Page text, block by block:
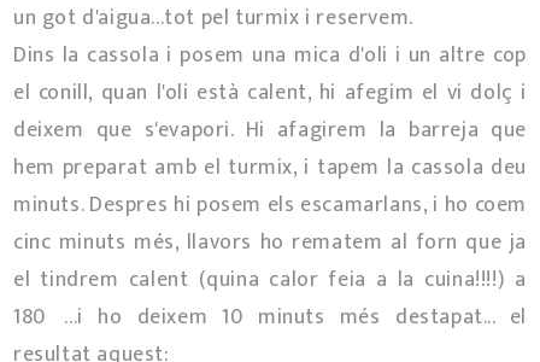
un got d'aigua...tot pel turmix i reservem.
Dins la cassola i posem una mica d'oli i un altre cop
el conill, quan l'oli està calent, hi afegim el vi dolç i
deixem que s'evapori. Hi afagirem la barreja que
hem preparat amb el turmix, i tapem la cassola deu
minuts. Despres hi posem els escamarlans, i ho coem
cinc minuts més, llavors ho rematem al forn que ja
el tindrem calent (quina calor feia a la cuina!!!!) a
180º...i ho deixem 10 minuts més destapat... el
resultat aquest: